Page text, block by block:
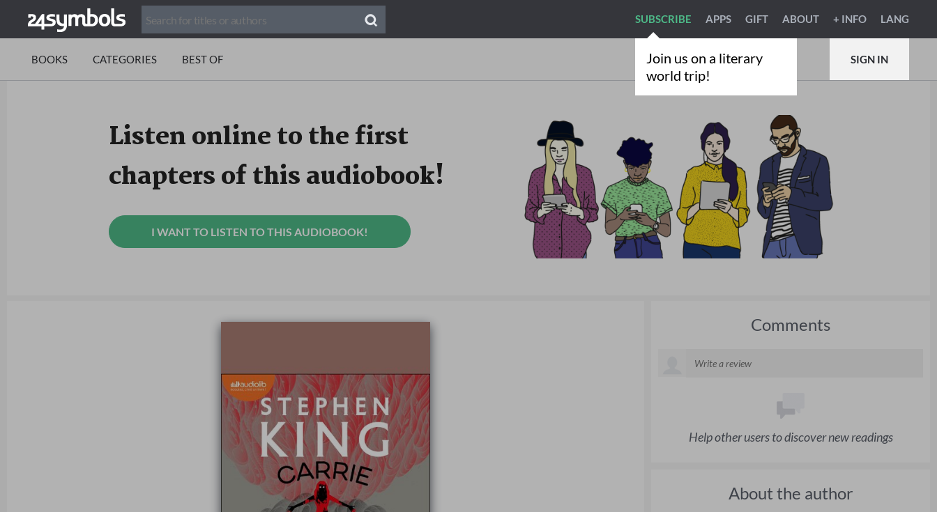
Join us on a literary
world trip!
SUBSCRIBE APPS GIFT ABOUT + INFO LANG
BOOKS CATEGORIES BEST OF SIGN IN
Listen online to the first
chapters of this audiobook!
I WANT TO LISTEN TO THIS AUDIOBOOK!
Comments
Help other users to discover new readings
About the author